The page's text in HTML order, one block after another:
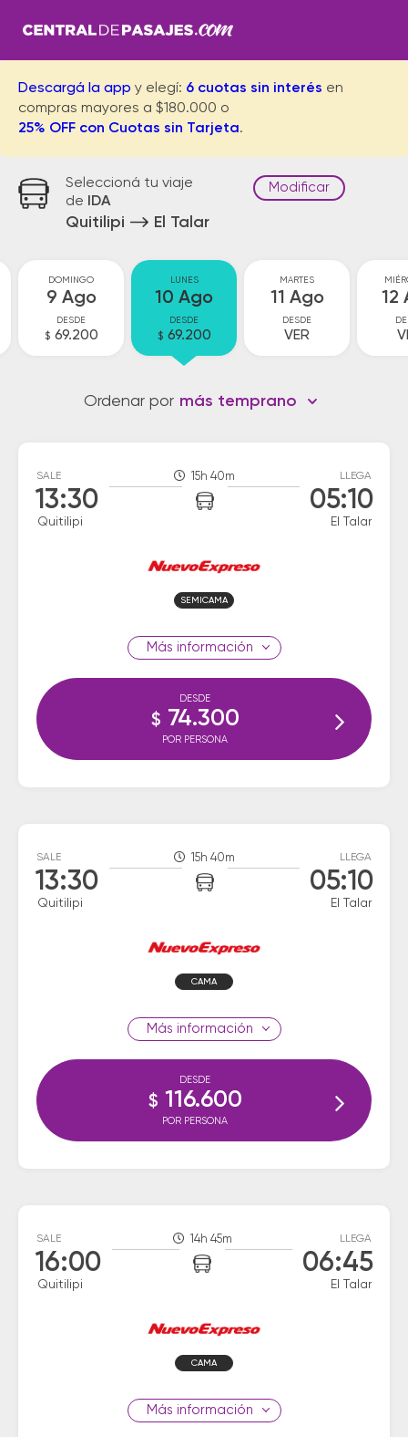
Descargá la app y elegí: 6 cuotas sin interés en
compras mayores a $180.000 o
25% OFF con Cuotas sin Tarjeta.
Seleccioná tu viaje
de
IDA
Quitilipi El Talar
Modificar
DOMINGO
9 Ago
DESDE
$ 69.200
LUNES
10 Ago
DESDE
$ 69.200
MARTES
11 Ago
DESDE
VER
12
Ordenar por más temprano
SALE
13:30
Quitilipi
15h 40m LLEGA
05:10
El Talar
SEMICAMA
información
DESDE
$ 74.300
POR PERSONA
SALE
13:30
Quitilipi
15h 40m LLEGA
05:10
El Talar
CAMA
información
DESDE
$ 116.600
POR PERSONA
SALE
16:00
Quitilipi
14h 45m LLEGA
06:45
El Talar
CAMA
información